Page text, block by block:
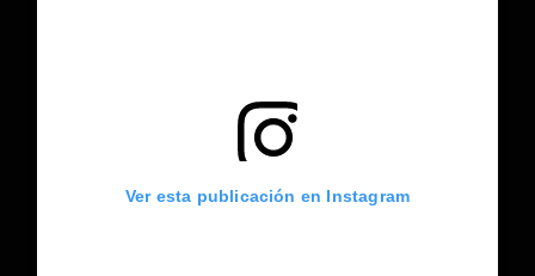
Ver esta publicación en Instagram